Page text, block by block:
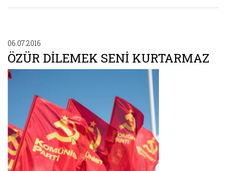
06.07.2016
ÖZÜR DİLEMEK SENİ KURTARMAZ